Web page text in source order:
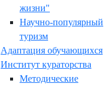
жизни"
Научно-популярный
туризм
Адаптация обучающихся
Институт кураторства
Методические